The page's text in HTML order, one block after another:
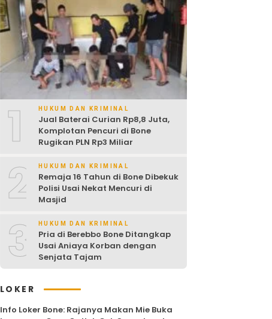
1 HUKUM DAN KRIMINAL
Jual Baterai Curian Rp8,8 Juta,
Komplotan Pencuri di Bone
Rugikan PLN Rp3 Miliar
2 HUKUM DAN KRIMINAL
Remaja 16 Tahun di Bone Dibekuk
Polisi Usai Nekat Mencuri di
Masjid
3 HUKUM DAN KRIMINAL
Pria di Berebbo Bone Ditangkap
Usai Aniaya Korban dengan
Senjata Tajam
LOKER
Info Loker Bone: Rajanya Makan Mie Buka